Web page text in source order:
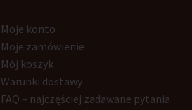
Moje konto
Moje zamówienie
Mój koszyk
Warunki dostawy
FAQ – najczęściej zadawane pytania